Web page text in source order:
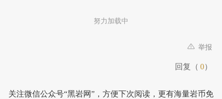
努力加载中
举报
回复（ 0）
关注微信公众号“黑岩网”，方便下次阅读，更有海量岩币免